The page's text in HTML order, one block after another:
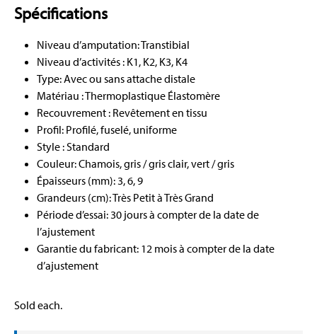
Spécifications
Niveau d’amputation: Transtibial
Niveau d’activités : K1, K2, K3, K4
Type: Avec ou sans attache distale
Matériau : Thermoplastique Élastomère
Recouvrement : Revêtement en tissu
Profil: Profilé, fuselé, uniforme
Style : Standard
Couleur: Chamois, gris / gris clair, vert / gris
Épaisseurs (mm): 3, 6, 9
Grandeurs (cm): Très Petit à Très Grand
Période d’essai: 30 jours à compter de la date de
l’ajustement
Garantie du fabricant: 12 mois à compter de la date
d’ajustement
Sold each.